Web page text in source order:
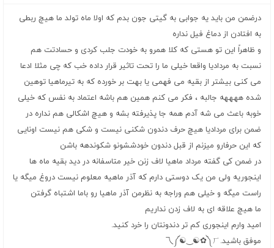
درضمن من باید یه جوابی به گیتی جون بدم که اولا ماه تولد ما هیچ ربطی
به افتادن از دماغ فیل نداره
و ظاهراً این تو هستی که کلا همرو به خودت جلب کردی و حسادتت هم
نسبت به مردادیا واقعا خیلی ما را تحت تاثیر قرار داده خب که چی مثلا ادعا
می کنی بیشتر از بقیه می فهمی یا بهت بر خورده که به تیرماهیا توهین
شده ههههه جالبه ، فکر می کنم همین هم باشه اعتماد به نفس که خیلی
خوبه باعث می شه آدم همه جا پذیرفته بشه و هیچ اشکالی هم نداره در
ضمن برای مردادیا هیچ حرف دندون شکنی نیست و شکی هم نیست اونایی
که این حرفارو میزنم از قبل دندون خودششونو شکوندهه باشن
در ضمن کی گفته مرداد ماهیا لاف زنن خیر متاسفانه در دید بقیه ماه ها
اینجوریه ولی من یک دوستی دارم که آذر ماهیه معلوم نیست دروغ میگه یا
راست میگه و خیلی هم وراجه به نظرمن آذر ماهیا رو باما اشتباه گرفتن
ما هیچ علاقه ای به لاف زدن نداریم
امید وارم اینجوری کم تر دندونتان را خرد کنید.
موفق باشید.⁦乁༼☯‿☯✿༽ㄏ⁩